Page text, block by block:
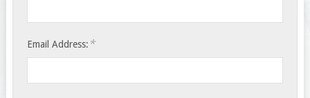
Email Address: *